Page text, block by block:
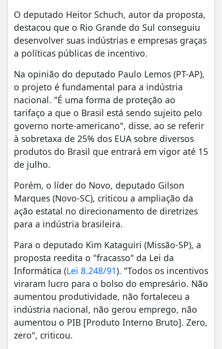
O deputado Heitor Schuch, autor da proposta,
destacou que o Rio Grande do Sul conseguiu
desenvolver suas indústrias e empresas graças
a políticas públicas de incentivo.
Na opinião do deputado Paulo Lemos (PT-AP),
o projeto é fundamental para a indústria
nacional. "É uma forma de proteção ao
tarifaço a que o Brasil está sendo sujeito pelo
governo norte-americano", disse, ao se referir
à sobretaxa de 25% dos EUA sobre diversos
produtos do Brasil que entrará em vigor até 15
de julho.
Porém, o líder do Novo, deputado Gilson
Marques (Novo-SC), criticou a ampliação da
ação estatal no direcionamento de diretrizes
para a indústria brasileira.
Para o deputado Kim Kataguiri (Missão-SP), a
proposta reedita o "fracasso" da Lei da
Informática (Lei 8.248/91). "Todos os incentivos
viraram lucro para o bolso do empresário. Não
aumentou produtividade, não fortaleceu a
indústria nacional, não gerou emprego, não
aumentou o PIB [Produto Interno Bruto]. Zero,
zero", criticou.